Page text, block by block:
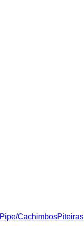
Pipe/CachimbosPiteiras